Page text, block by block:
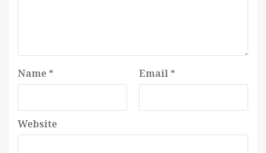
Name * Email *
Website